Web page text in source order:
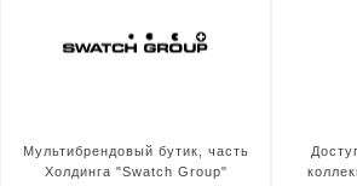
Мультибрендовый бутик, часть
Холдинга "Swatch Group"